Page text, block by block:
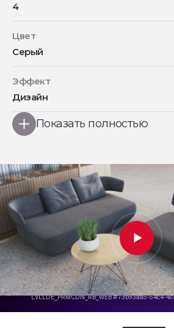
4
Цвет
Серый
Эффект
Дизайн
Показать полностью